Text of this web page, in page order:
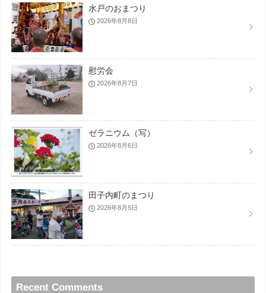
水戸のおまつり
2026年8月8日
慰労会
2026年8月7日
ゼラニウム（写）
2026年8月6日
田子内町のまつり
2026年8月5日
Recent Comments